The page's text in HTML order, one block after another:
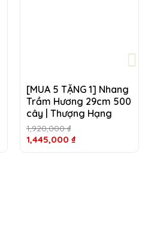
[MUA 5 TẶNG 1] Nhang
Trầm Hương 29cm 500
cây | Thượng Hạng
1,920,000₫
1,445,000 ₫